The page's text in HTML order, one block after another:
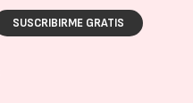
SUSCRIBIRME GRATIS